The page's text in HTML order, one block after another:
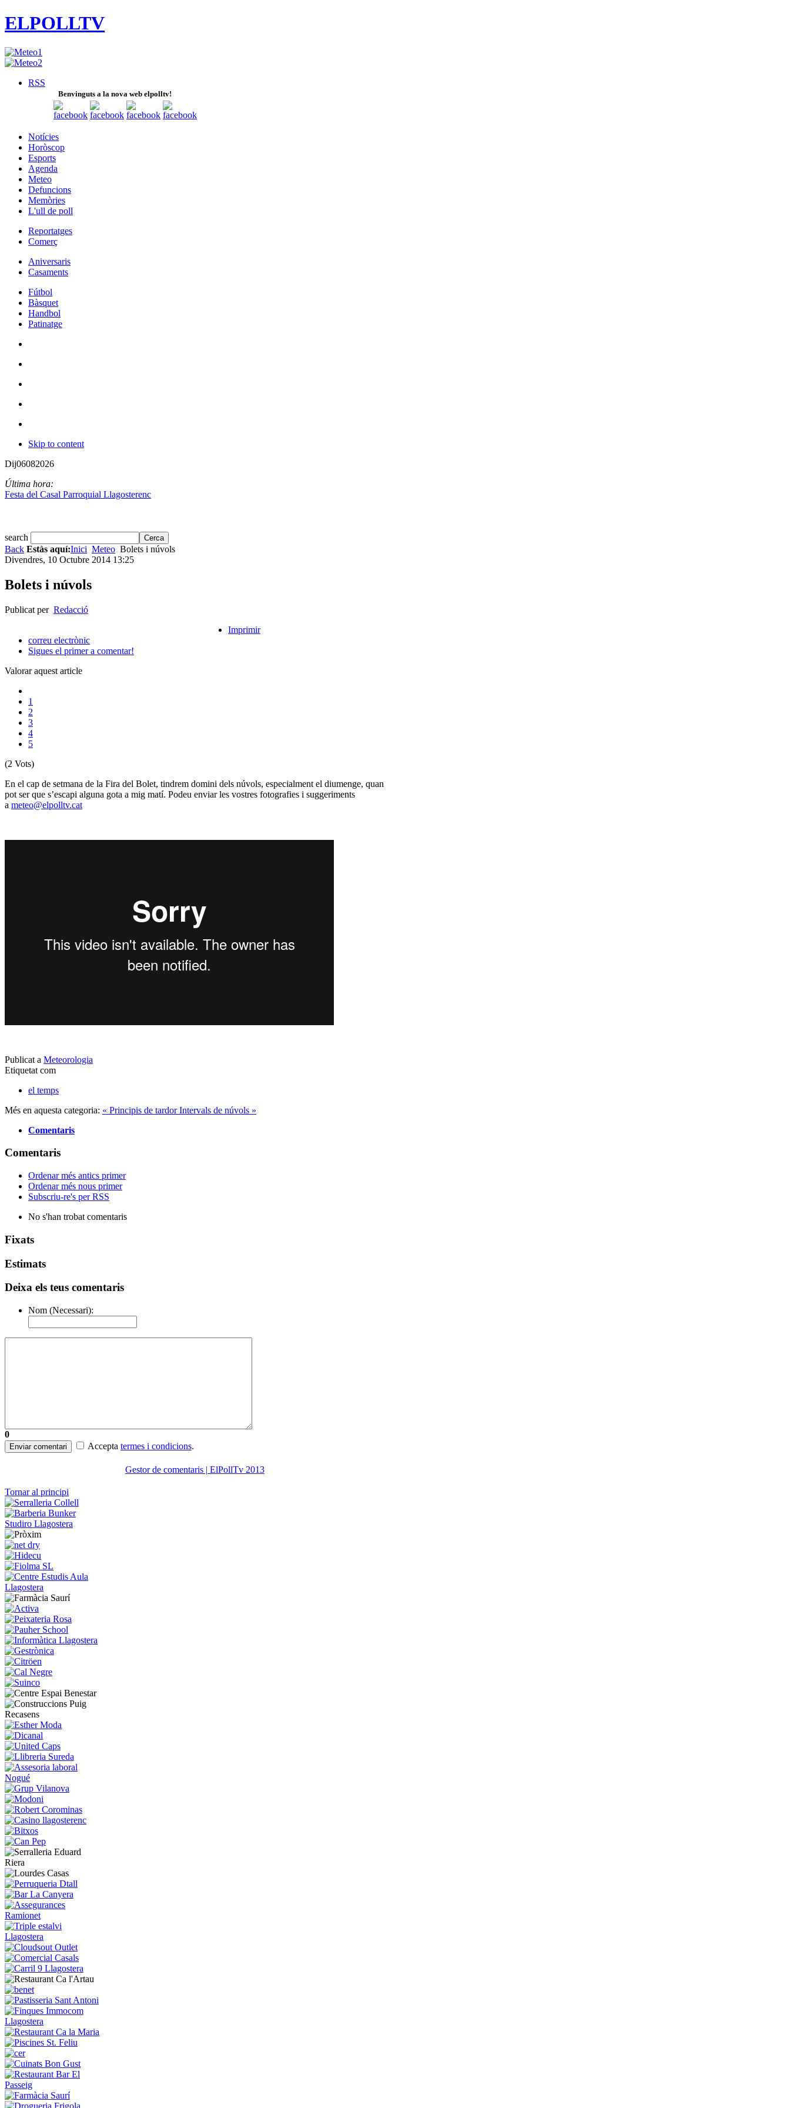
ELPOLLTV
RSS
Benvinguts a la nova web elpolltv!
Notícies
Horòscop
Esports
Agenda
Meteo
Defuncions
Memòries
L'ull de poll
Reportatges
Comerç
Aniversaris
Casaments
Fútbol
Bàsquet
Handbol
Patinatge
Skip to content
Dij06082026
Última hora:
Festa del Casal Parroquial Llagosterenc
search
Back Estàs aquí:Inici Meteo Bolets i núvols
Divendres, 10 Octubre 2014 13:25
Bolets i núvols
Publicat per Redacció
Imprimir
correu electrònic
Sigues el primer a comentar!
Valorar aquest article
1
2
3
4
5
(2 Vots)
En el cap de setmana de la Fira del Bolet, tindrem domini dels núvols, especialment el diumenge, quan
pot ser que s’escapi alguna gota a mig matí. Podeu enviar les vostres fotografies i suggeriments
a meteo@elpolltv.cat
Publicat a Meteorologia
Etiquetat com
el temps
Més en aquesta categoria: « Principis de tardorIntervals de núvols »
Comentaris
Comentaris
Ordenar més antics primer
Ordenar més nous primer
Subscriu-re's per RSS
No s'han trobat comentaris
Fixats
Estimats
Deixa els teus comentaris
Nom (Necessari):
0
Enviar comentari Accepta termes i condicions.
Gestor de comentaris | ElPollTv 2013
Tornar al principi